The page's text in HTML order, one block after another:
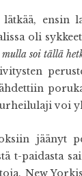
ensin
oli
soi tällä
voi
jäänyt
t-paidasta
New